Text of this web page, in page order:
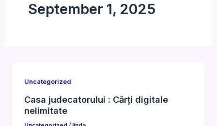
September 1, 2025
Uncategorized
Casa judecatorului : Cărți digitale
nelimitate